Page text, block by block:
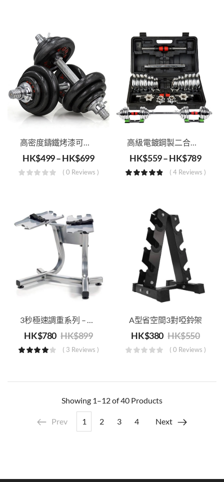
高密度鑄鐵烤漆可調啞鈴（可選15，20，30kg）
HK$499–HK$699
( 0 Reviews )
高級電鍍鋼製二合一啞鈴
HK$559–HK$789
( 4 Reviews )
3秒極速調重系列 – 啞鈴架
HK$780 HK$899
( 3 Reviews )
A型省空間3對啞鈴架
HK$380 HK$550
( 0 Reviews )
Showing 1–12 of 40 Products
Prev 1 2 3 4 Next